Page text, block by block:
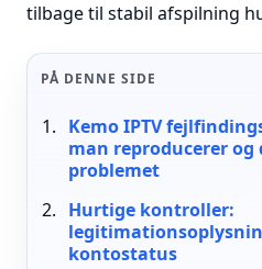
tilbage til stabil afspilning
PÅ DENNE SIDE
Kemo IPTV
man reproducerer
problemet
Hurtige kontroller:
kontostatus